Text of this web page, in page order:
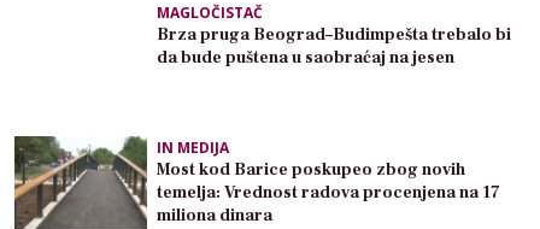
MAGLOČISTAČ
Brza pruga Beograd–Budimpešta trebalo bi
da bude puštena u saobraćaj na jesen
IN MEDIJA
Most kod Barice poskupeo zbog novih
temelja: Vrednost radova procenjena na 17
miliona dinara